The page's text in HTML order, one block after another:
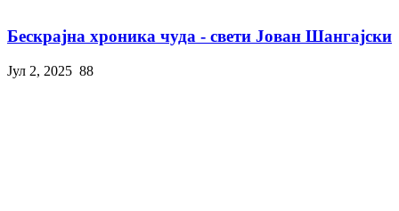
Бескрајна хроника чуда - свети Јован Шангајски
Јул 2, 2025 88